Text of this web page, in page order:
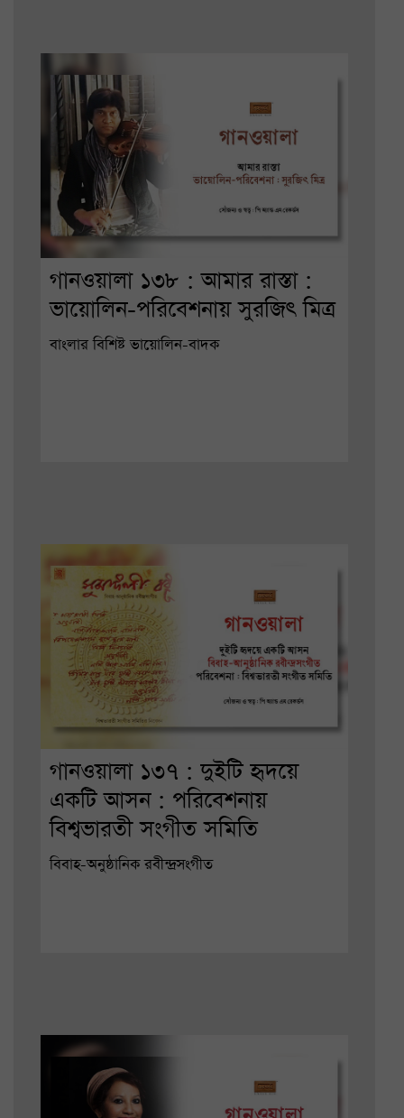
গানওয়ালা ১৩৮ : আমার রাস্তা :
ভায়োলিন-পরিবেশনায় সুরজিৎ মিত্র
বাংলার বিশিষ্ট ভায়োলিন-বাদক
গানওয়ালা ১৩৭ : দুইটি হৃদয়ে
একটি আসন : পরিবেশনায়
বিশ্বভারতী সংগীত সমিতি
বিবাহ-অনুষ্ঠানিক রবীন্দ্রসংগীত